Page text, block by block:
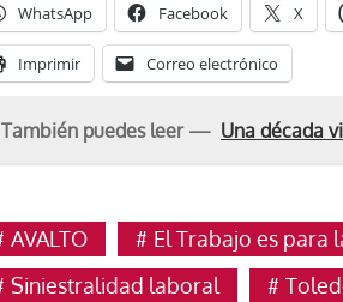
WhatsApp Facebook X
Imprimir Correo electrónico
También puedes leer — Una década
AVALTO El Trabajo es para
Siniestralidad laboral